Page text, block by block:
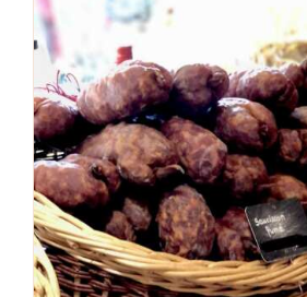
AJOUTER AU PANIER
DÉTAILS